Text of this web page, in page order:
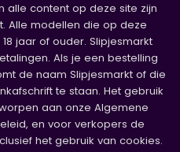
alle content op deze site zijn
Alle modellen die op deze
jaar of ouder. Slipjesmarkt
Als je een bestelling
de naam Slipjesmarkt of die
te staan. Het gebruik
aan onze Algemene
en voor verkopers de
het gebruik van cookies.